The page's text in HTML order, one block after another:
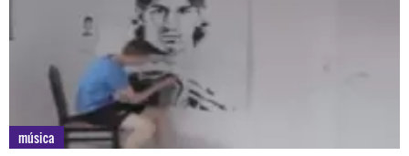
música